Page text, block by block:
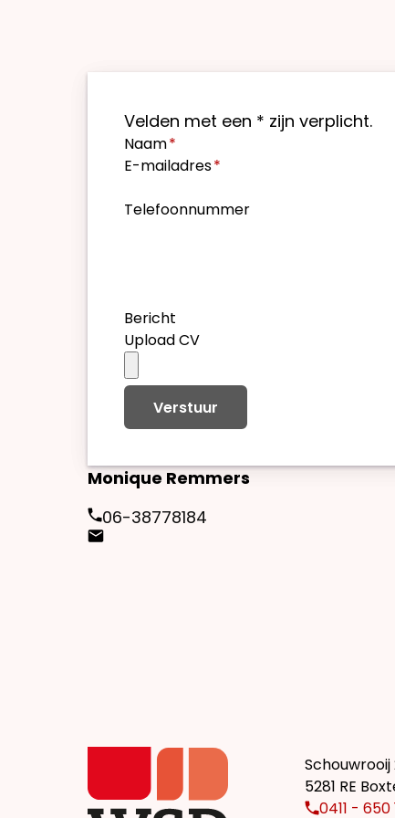
Velden met een * zijn verplicht.
Naam*
E-mailadres*
Telefoonnummer
Bericht
Upload CV
Monique Remmers
06-38778184
Schouwrooij
5281 RE
0411 - 650